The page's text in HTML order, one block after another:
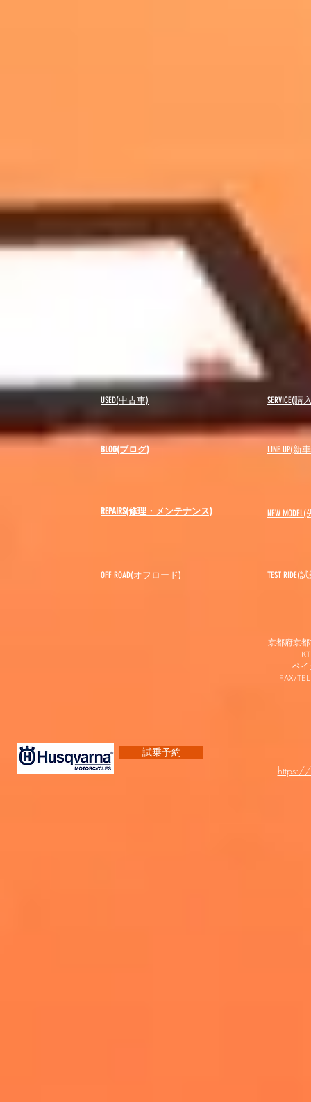
USED(中古車)
BLOG(ブログ)
SERVICE(
LINE UP(新
REPAIRS(修理・メンテナンス) NEW MODEL(
OFF ROAD(オフロード) ​TEST RIDE(
京都府京
ベイ
FAX/
試乗予約
https://